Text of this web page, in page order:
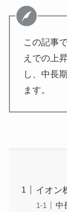
この記事
えでの上
し、中長
ます。
イオン
中